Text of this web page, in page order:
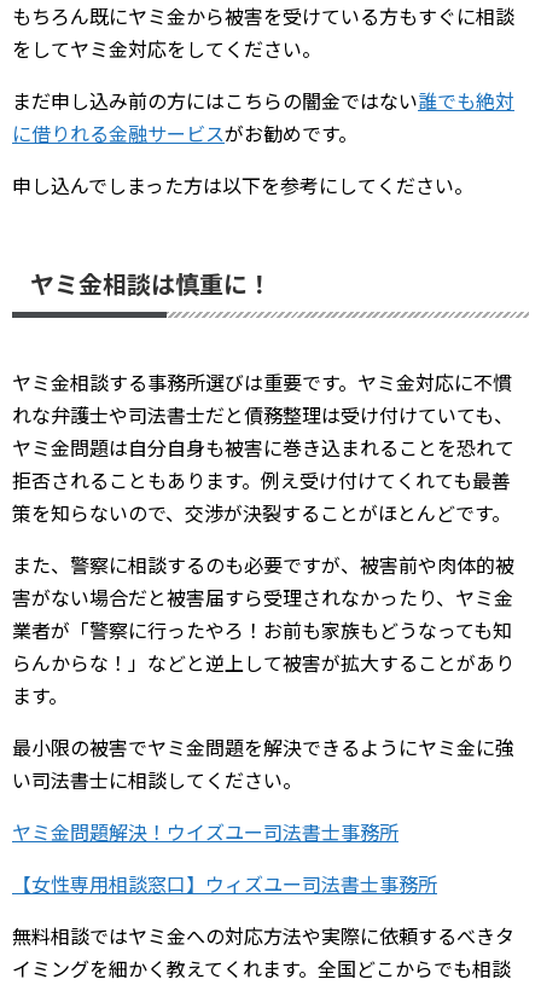
もちろん既にヤミ金から被害を受けている方もすぐに相談
をしてヤミ金対応をしてください。
まだ申し込み前の方にはこちらの闇金ではない誰でも絶対
に借りれる金融サービスがお勧めです。
申し込んでしまった方は以下を参考にしてください。
ヤミ金相談は慎重に！
ヤミ金相談する事務所選びは重要です。ヤミ金対応に不慣
れな弁護士や司法書士だと債務整理は受け付けていても、
ヤミ金問題は自分自身も被害に巻き込まれることを恐れて
拒否されることもあります。例え受け付けてくれても最善
策を知らないので、交渉が決裂することがほとんどです。
また、警察に相談するのも必要ですが、被害前や肉体的被
害がない場合だと被害届すら受理されなかったり、ヤミ金
業者が「警察に行ったやろ！お前も家族もどうなっても知
らんからな！」などと逆上して被害が拡大することがあり
ます。
最小限の被害でヤミ金問題を解決できるようにヤミ金に強
い司法書士に相談してください。
ヤミ金問題解決！ウイズユー司法書士事務所
【女性専用相談窓口】ウィズユー司法書士事務所
無料相談ではヤミ金への対応方法や実際に依頼するべきタ
イミングを細かく教えてくれます。全国どこからでも相談